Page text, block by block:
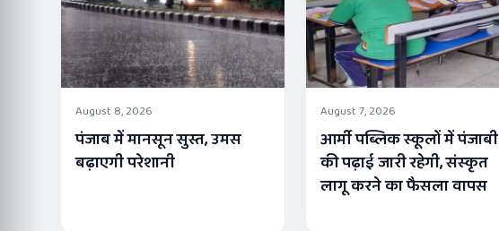
August 8, 2026
पंजाब में मानसून सुस्त, उमस
बढ़ाएगी परेशानी
August 7, 2026
आर्मी पब्लिक स्कूलों में पंजाबी
की पढ़ाई जारी रहेगी, संस्कृत
लागू करने का फैसला वापस